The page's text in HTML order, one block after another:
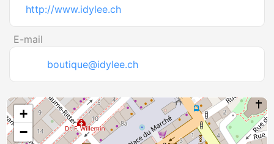
http://www.idylee.ch
E-mail
boutique@idylee.ch
+
−